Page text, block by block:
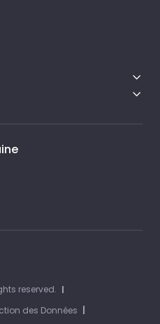
reserved.
des Données